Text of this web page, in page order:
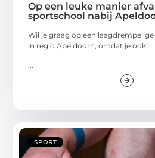
Op een leuke manier
sportschool nabij
Wil je graag op een
in regio Apeldoorn, omdat je ook
SPORT